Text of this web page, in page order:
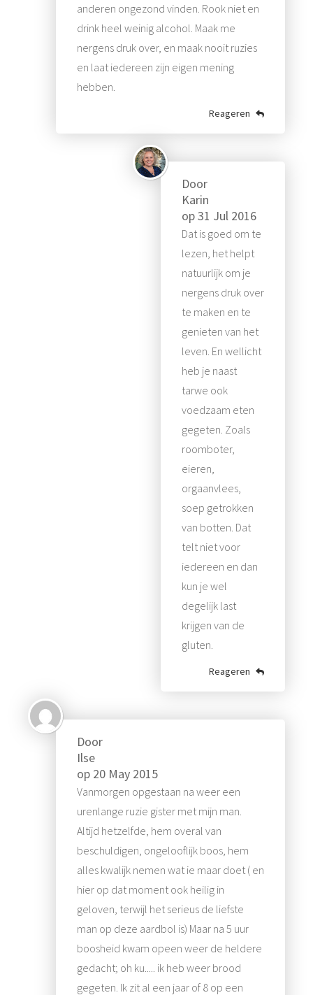
anderen ongezond vinden. Rook niet en
drink heel weinig alcohol. Maak me
nergens druk over, en maak nooit ruzies
en laat iedereen zijn eigen mening
hebben.
Reageren
Door
Karin
op31 Jul 2016
Dat is goed om te
lezen, het helpt
natuurlijk om je
nergens druk over
te maken en te
genieten van het
leven. En wellicht
heb je naast
tarwe ook
voedzaam eten
gegeten. Zoals
roomboter,
eieren,
orgaanvlees,
soep getrokken
van botten. Dat
telt niet voor
iedereen en dan
kun je wel
degelijk last
krijgen van de
gluten.
Reageren
Door
Ilse
op 20 May 2015
Vanmorgen opgestaan na weer een
urenlange ruzie gister met mijn man.
Altijd hetzelfde, hem overal van
beschuldigen, ongelooflijk boos, hem
alles kwalijk nemen wat ie maar doet ( en
hier op dat moment ook heilig in
geloven, terwijl het serieus de liefste
man op deze aardbol is) Maar na 5 uur
boosheid kwam opeen weer de heldere
gedacht; oh ku..... ik heb weer brood
gegeten. Ik zit al een jaar of 8 op een